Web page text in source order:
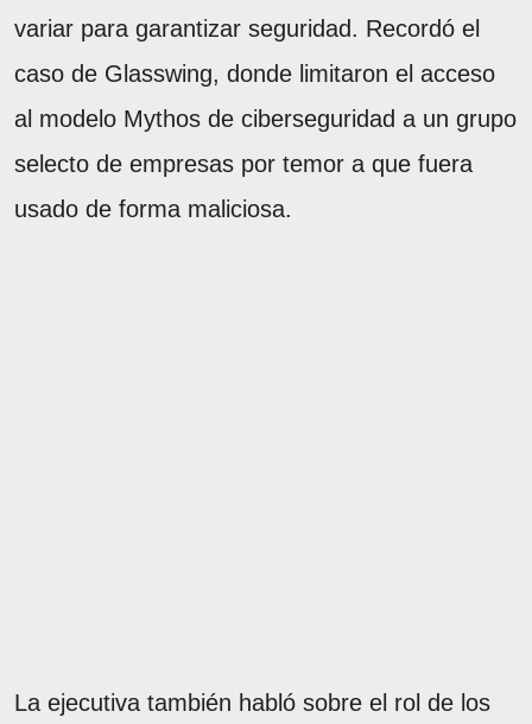
variar para garantizar seguridad. Recordó el
caso de Glasswing, donde limitaron el acceso
al modelo Mythos de ciberseguridad a un grupo
selecto de empresas por temor a que fuera
usado de forma maliciosa.
La ejecutiva también habló sobre el rol de los